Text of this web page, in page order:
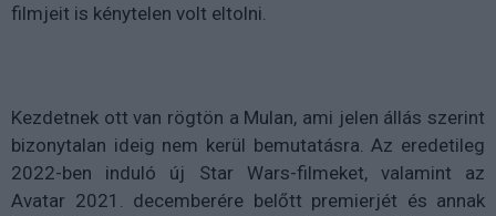
filmjeit is kénytelen volt eltolni.
Kezdetnek ott van rögtön a Mulan, ami jelen állás szerint
bizonytalan ideig nem kerül bemutatásra. Az eredetileg
2022-ben induló új Star Wars-filmeket, valamint az
Avatar 2021. decemberére belőtt premierjét és annak